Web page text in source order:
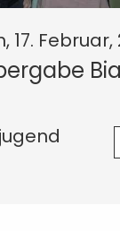
17. Februar,